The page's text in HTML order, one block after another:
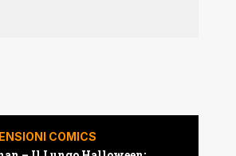
COMICS